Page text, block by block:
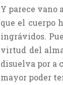
Y parece vano
que el cuerpo
ingrávidos.
virtud del
disuelva por a
mayor poder